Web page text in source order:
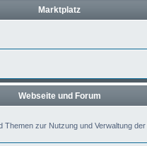
Marktplatz
Webseite und Forum
Themen zur Nutzung und Verwaltung